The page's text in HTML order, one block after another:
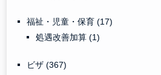
福祉・児童・保育(17)
処遇改善加算(1)
ビザ(367)